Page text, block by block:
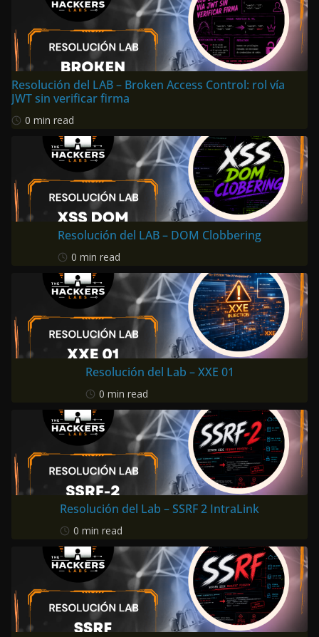
Resolución del LAB – Broken Access Control: rol vía
JWT sin verificar firma
0 min read
Resolución del LAB – DOM Clobbering
0 min read
Resolución del Lab – XXE 01
0 min read
Resolución del Lab – SSRF 2 IntraLink
0 min read